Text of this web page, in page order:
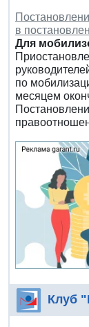
в
Для
по
месяцем
Клуб